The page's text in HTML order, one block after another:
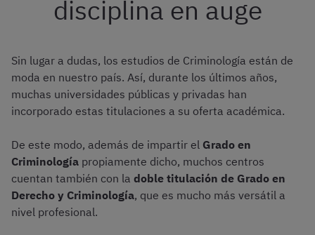
disciplina en auge
Sin lugar a dudas, los estudios de Criminología están de
moda en nuestro país. Así, durante los últimos años,
muchas universidades públicas y privadas han
incorporado estas titulaciones a su oferta académica.
De este modo, además de impartir el Grado en
Criminología propiamente dicho, muchos centros
cuentan también con la doble titulación de Grado en
Derecho y Criminología, que es mucho más versátil a
nivel profesional.